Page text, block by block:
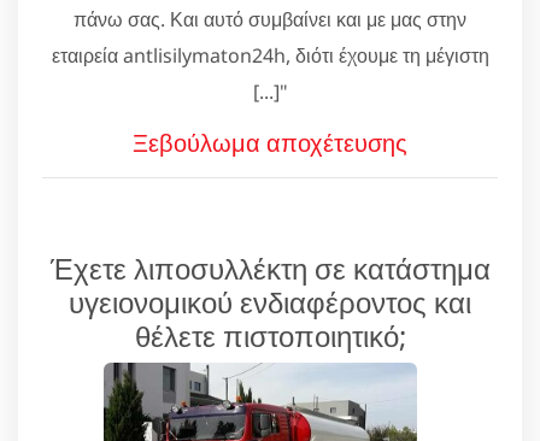
πάνω σας. Και αυτό συμβαίνει και με μας στην
εταιρεία antlisilymaton24h, διότι έχουμε τη μέγιστη
[...]"
Ξεβούλωμα αποχέτευσης
Έχετε λιποσυλλέκτη σε κατάστημα
υγειονομικού ενδιαφέροντος και
θέλετε πιστοποιητικό;